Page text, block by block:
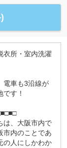
衣所・室内洗濯
電車も3沿線が
す！
は、大阪市内で
市内のことであ
の人にしかわか